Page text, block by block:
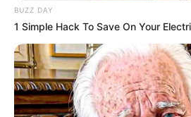
BUZZ DAY
1 Simple Hack To Save On Your